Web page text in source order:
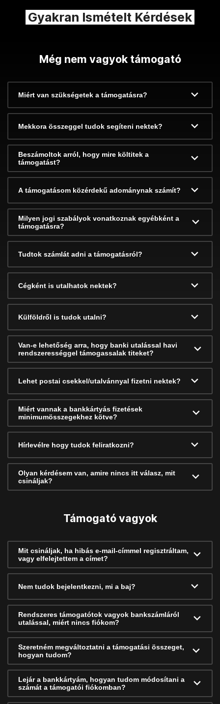
Gyakran Ismételt Kérdések
Még nem vagyok támogató
Miért van szükségetek a támogatásra?
Mekkora összeggel tudok segíteni nektek?
Beszámoltok arról, hogy mire költitek a
támogatást?
A támogatásom közérdekű adománynak számít?
Milyen jogi szabályok vonatkoznak egyébként a
támogatásra?
Tudtok számlát adni a támogatásról?
Cégként is utalhatok nektek?
Külföldről is tudok utalni?
Van-e lehetőség arra, hogy banki utalással havi
rendszerességgel támogassalak titeket?
Lehet postai csekkel/utalvánnyal fizetni nektek?
Miért vannak a bankkártyás fizetések
minimumösszegekhez kötve?
Hírlevélre hogy tudok feliratkozni?
Olyan kérdésem van, amire nincs itt válasz, mit
csináljak?
Támogató vagyok
Mit csináljak, ha hibás e-mail-címmel regisztráltam,
vagy elfelejtettem a címet?
Nem tudok bejelentkezni, mi a baj?
Rendszeres támogatótok vagyok bankszámláról
utalással, miért nincs fiókom?
Szeretném megváltoztatni a támogatási összeget,
hogyan tudom?
Lejár a bankkártyám, hogyan tudom módosítani a
számát a támogatói fiókomban?